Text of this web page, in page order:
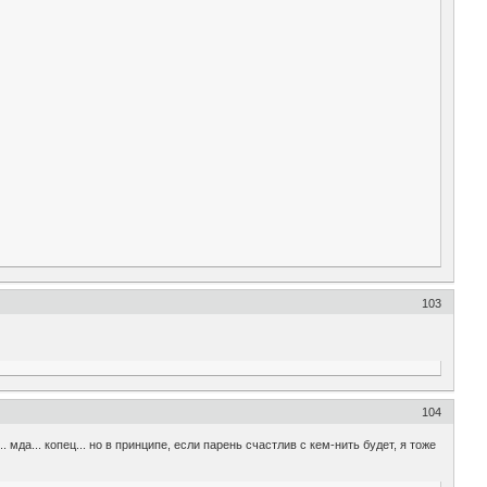
103
104
копец... но в принципе, если парень счастлив с кем-нить будет, я тоже